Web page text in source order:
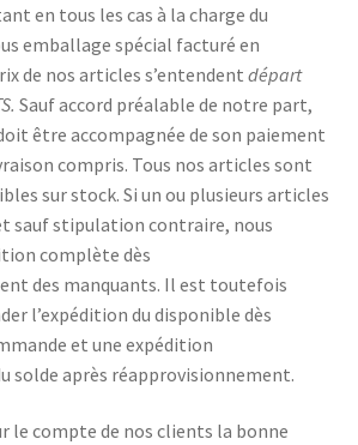
en tous les cas à la charge du
emballage spécial facturé en
de nos articles s’entendent départ
Sauf accord préalable de notre part,
être accompagnée de son paiement
compris. Tous nos articles sont
sur stock. Si un ou plusieurs articles
sauf stipulation contraire, nous
complète dès
des manquants. Il est toutefois
l’expédition du disponible dès
et une expédition
solde après réapprovisionnement.
le compte de nos clients la bonne